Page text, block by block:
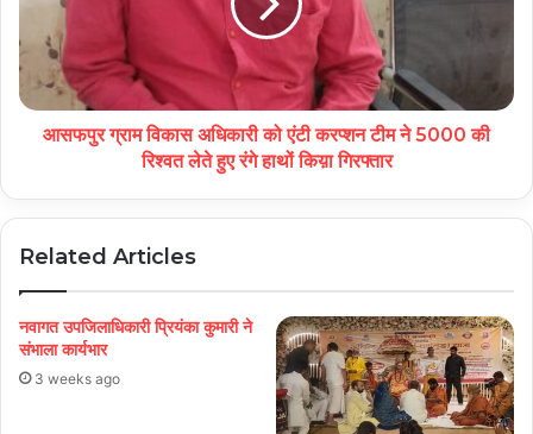
आसफपुर ग्राम विकास अधिकारी को एंटी करप्शन टीम ने 5000 की
रिश्वत लेते हुए रंगे हाथों किय़ा गिरफ्तार
Related Articles
नवागत उपजिलाधिकारी प्रियंका कुमारी ने
संभाला कार्यभार
3 weeks ago